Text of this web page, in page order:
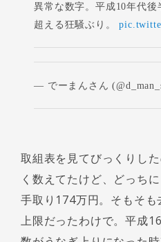
異常な数字。平成10年代
超える狂騒ぶり。
— でーまんさん
取組表を見てびっくりし
く数えてたけど、どっち
手取り174万円。そもそ
上限だったわけで。平成